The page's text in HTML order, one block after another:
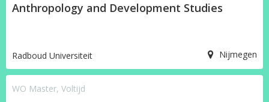
Anthropology and Development Studies
Radboud Universiteit Nijmegen
WO Master, Voltijd